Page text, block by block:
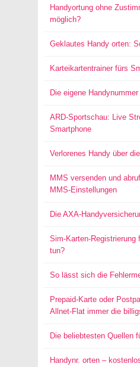
Handyortung ohne
möglich?
Geklautes Handy orten:
Karteikartentrainer fürs
Die eigene
ARD-Sportschau: Live
Smartphone
Verlorenes Handy über
MMS versenden und
MMS-Einstellungen
Die AXA-
Sim-Karten-Registrierung
tun?
So lässt sich die
Prepaid-Karte oder
Allnet-Flat immer die
Die beliebtesten Quellen
Handynr. orten –